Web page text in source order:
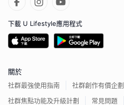
下載 U Lifestyle應用程式
關於
社群最強使用指南
社群創作有價企劃
社群焦點功能及升級計劃
常見問題